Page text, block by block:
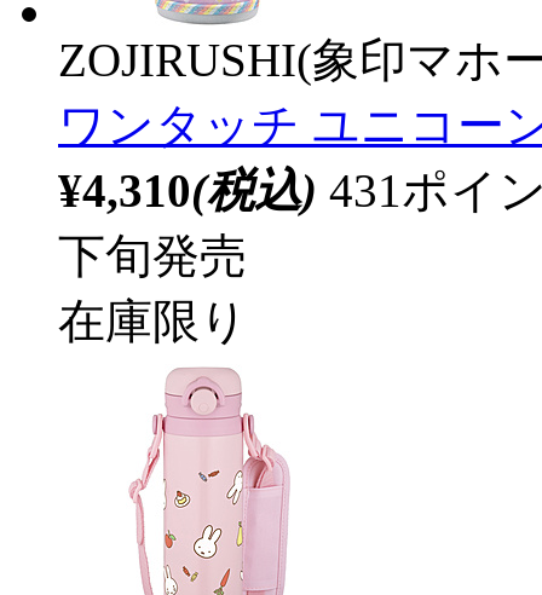
ZOJIRUSHI(象印マホ
ワンタッチ ユニコー
¥4,310(税込) 431ポイ
下旬発売
在庫限り